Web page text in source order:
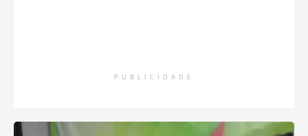
PUBLICIDADE